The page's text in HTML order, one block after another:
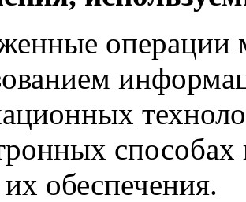
операции
их обеспечения.